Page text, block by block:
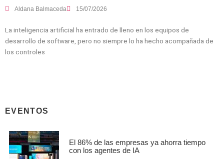
Aldana Balmaceda 15/07/2026
La inteligencia artificial ha entrado de lleno en los equipos de
desarrollo de software, pero no siempre lo ha hecho acompañada de
los controles
EVENTOS
El 86% de las empresas ya ahorra tiempo
con los agentes de IA